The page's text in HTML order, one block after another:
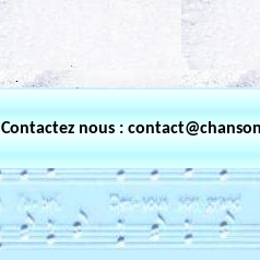
.
Contactez nous :